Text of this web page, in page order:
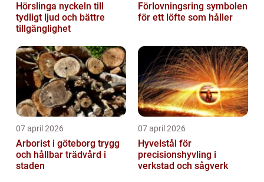
Hörslinga nyckeln till
tydligt ljud och bättre
tillgänglighet
Förlovningsring symbolen
för ett löfte som håller
07 april 2026
Arborist i göteborg trygg
och hållbar trädvård i
staden
07 april 2026
Hyvelstål för
precisionshyvling i
verkstad och sågverk